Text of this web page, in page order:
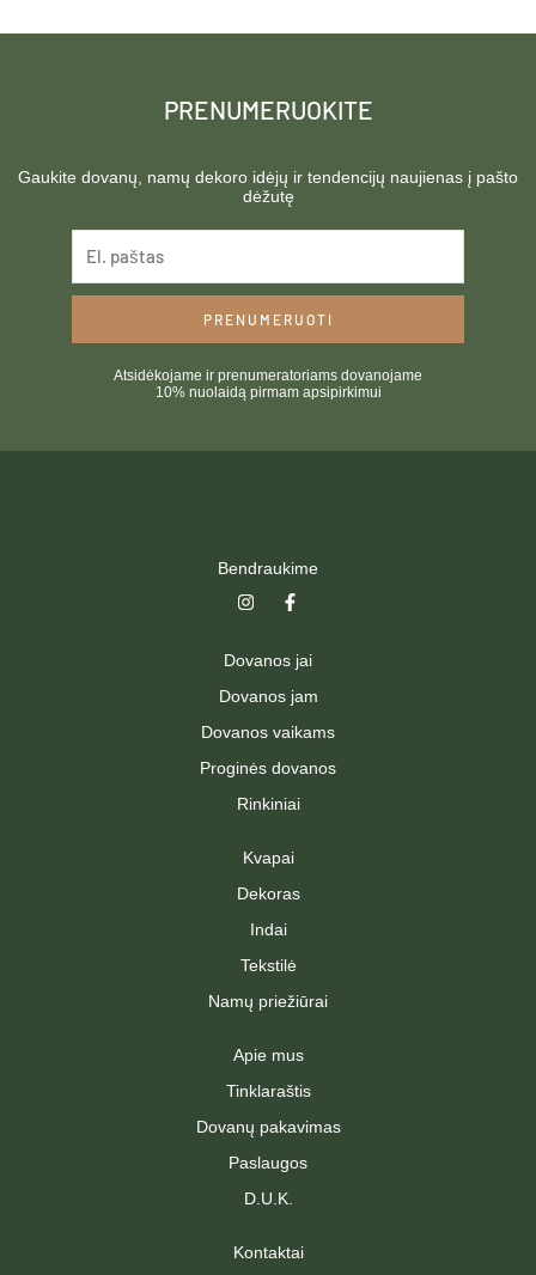
PRENUMERUOKITE
Gaukite dovanų, namų dekoro idėjų ir tendencijų naujienas į pašto
dėžutę
PRENUMERUOTI
Atsidėkojame ir prenumeratoriams dovanojame
10% nuolaidą pirmam apsipirkimui
Bendraukime
I
n
a
r
m
F
a
b
o
-
Dovanos jai
Dovanos jam
Dovanos vaikams
Proginės dovanos
Rinkiniai
Kvapai
Dekoras
Indai
Tekstilė
Namų priežiūrai
Apie mus
Tinklaraštis
Dovanų pakavimas
Paslaugos
D.U.K.
Kontaktai